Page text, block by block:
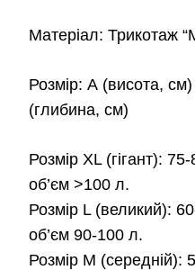
Матеріал: Трикотаж
Розмір: А (висота,
(глибина, см)
Розмір XL (гігант):
об’єм >100 л.
Розмір L (великий):
об’єм 90-100 л.
Розмір М (середній):